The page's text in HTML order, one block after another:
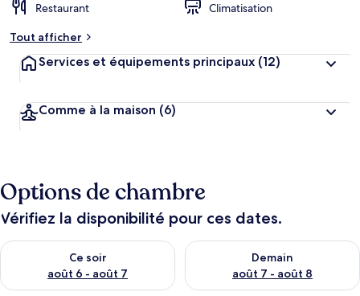
Restaurant
Climatisation
Tout afficher
Services et équipements principaux (12)
Comme à la maison (6)
Options de chambre
Vérifiez la disponibilité pour ces dates.
Ce soir
août 6 - août 7
Vérifier la disponibilité pour ce soir août 6 - août 7
Demain
août 7 - août 8
Vérifier la disponibilité pour